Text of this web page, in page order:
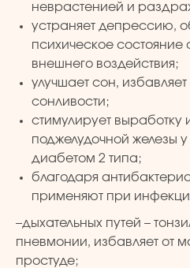
неврастенией и
устраняет депрессию,
психическое состояние
внешнего воздействия;
улучшает сон,
сонливости;
стимулирует выработку
поджелудочной железы
диабетом 2 типа;
благодаря
применяют при
–дыхательных путей –
пневмонии, избавляет от
простуде;